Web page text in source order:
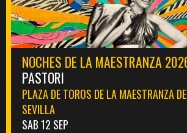
NOCHES DE LA MAESTRANZA
PASTORI
PLAZA DE TOROS DE LA MAESTRANZA
SEVILLA
SAB 12 SEP